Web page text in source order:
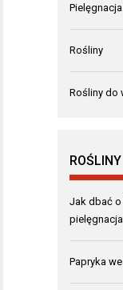
Rośliny
Rośliny do
ROŚLINY
Jak dbać
pielęgnacja
Papryka